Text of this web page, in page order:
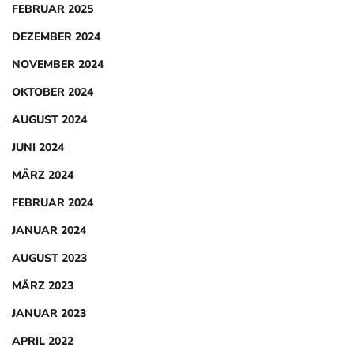
FEBRUAR 2025
DEZEMBER 2024
NOVEMBER 2024
OKTOBER 2024
AUGUST 2024
JUNI 2024
MÄRZ 2024
FEBRUAR 2024
JANUAR 2024
AUGUST 2023
MÄRZ 2023
JANUAR 2023
APRIL 2022